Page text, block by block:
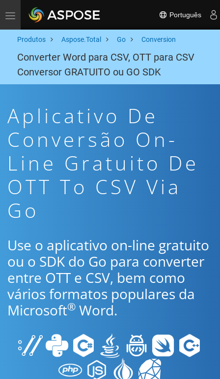
Toggle navigation Português
Produtos Aspose.Total Go Conversion
Converter Word para CSV, OTT para CSV
Conversor GRATUITO ou GO SDK
Aplicativo De
Conversão On-
Line Gratuito De
OTT To CSV Via
Go
Use o aplicativo on-line gratuito
ou o SDK do Go para converter
entre OTT e CSV, bem como
vários formatos populares da
Microsoft® Word.